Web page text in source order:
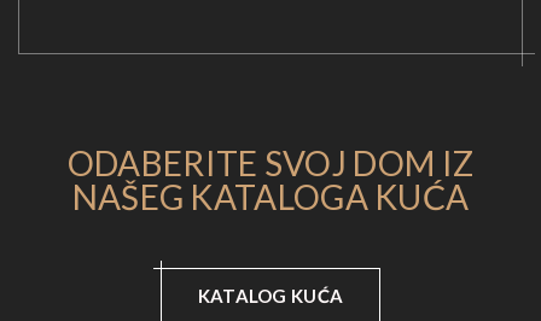
ODABERITE SVOJ DOM IZ
NAŠEG KATALOGA KUĆA
KATALOG KUĆA